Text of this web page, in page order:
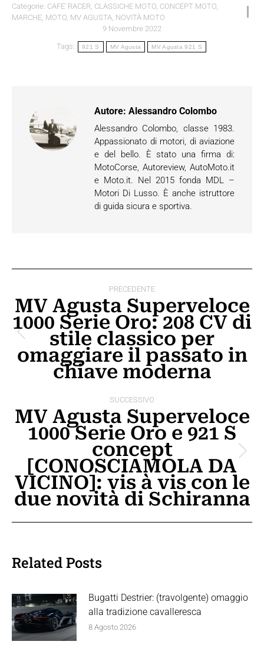
Categorie: CAFE' RACER CLASSICHE MOTO CONCEPT MOTO
MARCHE MOTO MV AGUSTA NOVITÀ MOTO
9 Novembre 2022
Tags: 921 S MV Agusta MV Agusta 921 S
Autore: Alessandro Colombo
Alessandro Colombo, classe 1983.
Appassionato di motori, di aviazione
e del bello. È stato una firma di:
MotoCorse, Autoreview, AutoMoto.it
e Moto.it. Nel 2015 fonda MDL –
Motori Di Lusso. È anche istruttore
di guida sicura e sportiva.
tra
i
post
PRECEDENTE
Post
precedente:
MV Agusta Superveloce
1000 Serie Oro: 208 CV di
stile classico per
omaggiare il passato in
chiave moderna
SUCCESSIVO
Prossimo
post:
MV Agusta Superveloce
1000 Serie Oro e 921 S
concept
[CONOSCIAMOLA DA
VICINO]: vis à vis con le
due novità di Schiranna
Related Posts
Bugatti Destrier: (travolgente) omaggio
alla tradizione cavalleresca
8 Agosto 2026